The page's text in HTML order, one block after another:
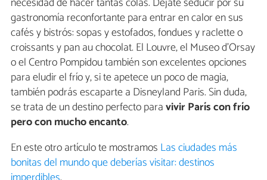
gastronomía reconfortante para entrar en calor en sus
cafés y bistrós: sopas y estofados, fondues y raclette o
croissants y pan au chocolat. El Louvre, el Museo d'Orsay
o el Centro Pompidou también son excelentes opciones
para eludir el frío y, si te apetece un poco de magia,
también podrás escaparte a Disneyland Paris. Sin duda,
se trata de un destino perfecto paravivir París con frío
pero con mucho encanto.
En este otro artículo te mostramos Las ciudades más
bonitas del mundo que deberías visitar: destinos